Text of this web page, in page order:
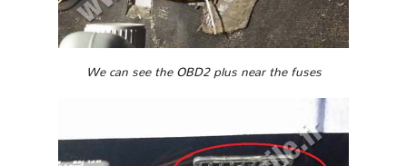
We can see the OBD2 plus near the fuses